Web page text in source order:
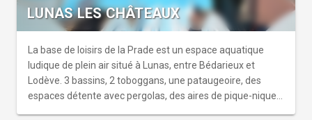
LUNAS LES CHÂTEAUX
La base de loisirs de la Prade est un espace aquatique
ludique de plein air situé à Lunas, entre Bédarieux et
Lodève. 3 bassins, 2 toboggans, une pataugeoire, des
espaces détente avec pergolas, des aires de pique-nique,